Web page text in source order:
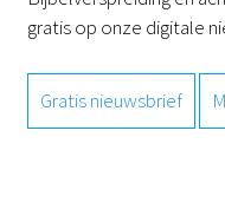
gratis op onze digitale
Gratis nieuwsbrief